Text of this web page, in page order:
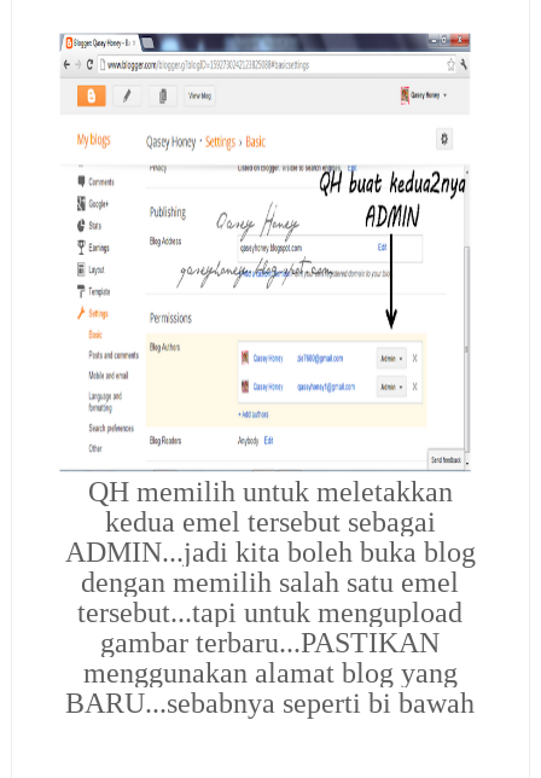
QH memilih untuk meletakkan
kedua emel tersebut sebagai
ADMIN...jadi kita boleh buka blog
dengan memilih salah satu emel
tersebut...tapi untuk mengupload
gambar terbaru...PASTIKAN
menggunakan alamat blog yang
BARU...sebabnya seperti bi bawah